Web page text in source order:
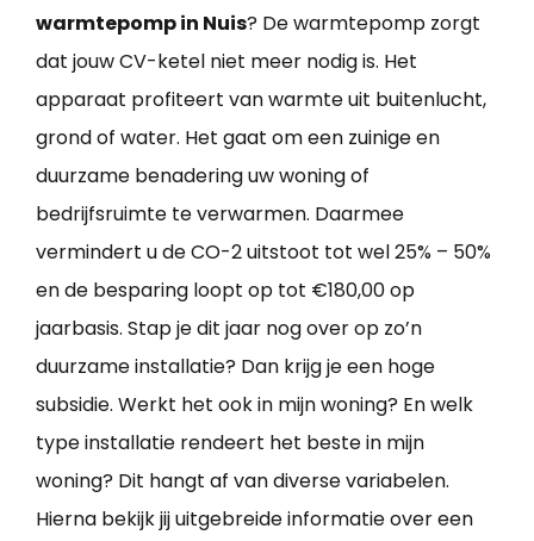
warmtepomp in Nuis? De warmtepomp zorgt
dat jouw CV-ketel niet meer nodig is. Het
apparaat profiteert van warmte uit buitenlucht,
grond of water. Het gaat om een zuinige en
duurzame benadering uw woning of
bedrijfsruimte te verwarmen. Daarmee
vermindert u de CO-2 uitstoot tot wel 25% – 50%
en de besparing loopt op tot €180,00 op
jaarbasis. Stap je dit jaar nog over op zo’n
duurzame installatie? Dan krijg je een hoge
subsidie. Werkt het ook in mijn woning? En welk
type installatie rendeert het beste in mijn
woning? Dit hangt af van diverse variabelen.
Hierna bekijk jij uitgebreide informatie over een